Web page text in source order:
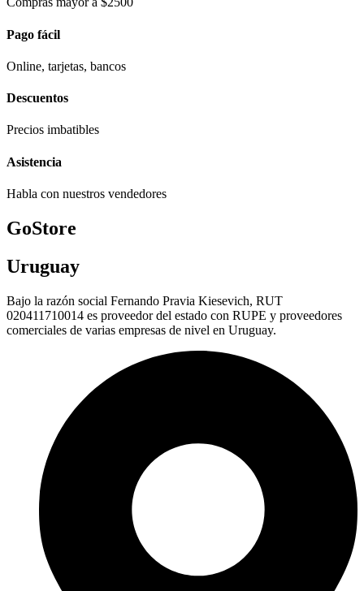
Pago fácil
Online, tarjetas, bancos
Descuentos
Precios imbatibles
Asistencia
Habla con nuestros vendedores
GoStore
Uruguay
Bajo la razón social Fernando Pravia Kiesevich, RUT
020411710014 es proveedor del estado con RUPE y proveedores
comerciales de varias empresas de nivel en Uruguay.